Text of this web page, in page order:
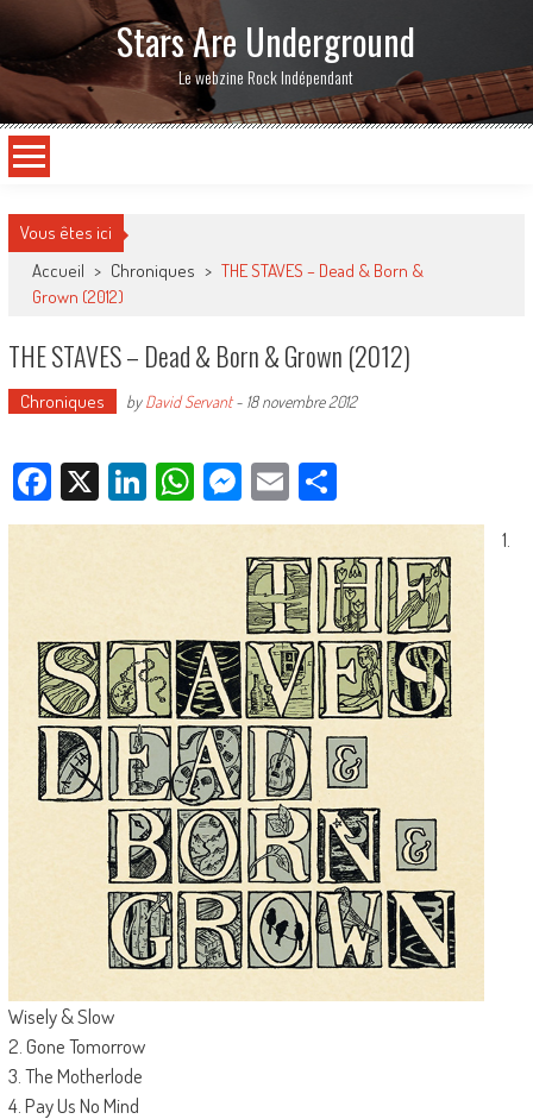
Stars Are Underground
Le webzine Rock Indépendant
Vous êtes ici
Accueil > Chroniques > THE STAVES – Dead & Born &
Grown (2012)
THE STAVES – Dead & Born & Grown (2012)
Chroniques byDavid Servant- 18 novembre 2012
Facebook
X LinkedIn
WhatsApp
Messenger
EmailPartager
1.
Wisely & Slow
2. Gone Tomorrow
3. The Motherlode
4. Pay Us No Mind